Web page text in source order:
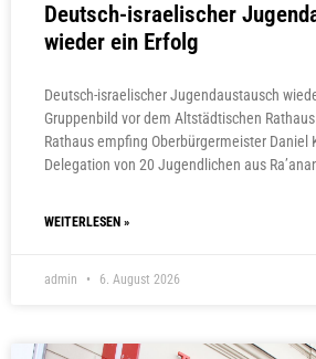
Deutsch-israelischer
wieder ein Erfolg
Deutsch-israelischer Jugendaustausch
Gruppenbild vor dem Altstädtischen
Rathaus empfing Oberbürgermeister Daniel
Delegation von 20 Jugendlichen aus
WEITERLESEN »
admin 6. August 2026